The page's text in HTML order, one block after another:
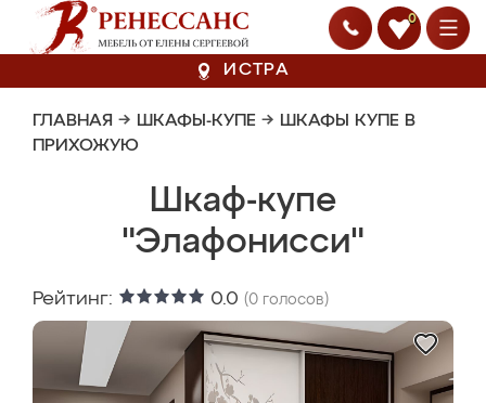
0
ИСТРА
ГЛАВНАЯ → ШКАФЫ-КУПЕ → ШКАФЫ КУПЕ В
ПРИХОЖУЮ
Шкаф-купе
"Элафонисси"
Рейтинг: 0.0 (0 голосов)